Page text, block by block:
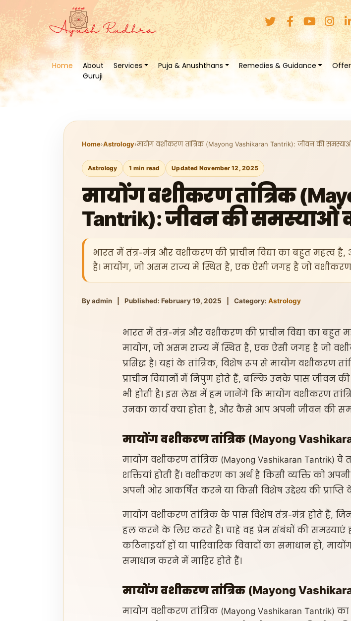
Home
About
Guruji
Services Puja & Anushthans Remedies & Guidance
Home›Astrology›मायोंग वशीकरण तांत्रिक (Mayong Vashikaran Tantrik): जीवन की
Astrology 1 min read Updated November 12, 2025
मायोंग वशीकरण तांत्रिक
Tantrik): जीवन की समस्याओं
भारत में तंत्र-मंत्र और वशीकरण की प्राचीन विद्या का बहुत महत्व
है। मायोंग, जो असम राज्य में स्थित है, एक ऐसी जगह है जो वशीकरण
By admin Published: February 19, 2025 Category: Astrology
भारत में तंत्र-मंत्र और वशीकरण की प्राचीन विद्या का बहुत
मायोंग, जो असम राज्य में स्थित है, एक ऐसी जगह है जो
प्रसिद्ध है। यहां के तांत्रिक, विशेष रूप से मायोंग वशीकरण
प्राचीन विद्यानों में निपुण होते हैं, बल्कि उनके पास
भी होती है। इस लेख में हम जानेंगे कि मायोंग वशीकरण
उनका कार्य क्या होता है, और कैसे आप अपनी जीवन की
मायोंग वशीकरण तांत्रिक (Mayong
मायोंग वशीकरण तांत्रिक (Mayong Vashikaran Tantrik)
शक्तियां होती हैं। वशीकरण का अर्थ है किसी व्यक्ति को
अपनी ओर आकर्षित करने या किसी विशेष उद्देश्य की प्राप्ति
मायोंग वशीकरण तांत्रिक के पास विशेष तंत्र-मंत्र होते हैं,
हल करने के लिए करते हैं। चाहे वह प्रेम संबंधों की समस्याएं
कठिनाइयाँ हों या पारिवारिक विवादों का समाधान हो,
समाधान करने में माहिर होते हैं।
मायोंग वशीकरण तांत्रिक (Mayong
मायोंग वशीकरण तांत्रिक (Mayong Vashikaran Tantrik)